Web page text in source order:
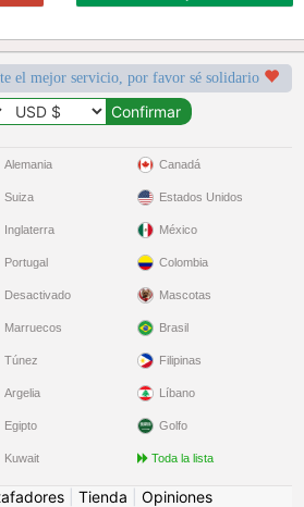
el mejor servicio, por favor sé solidario
Alemania
Suiza
Inglaterra
Portugal
Desactivado
Canadá
Estados Unidos
México
Colombia
Mascotas
Marruecos
Túnez
Argelia
Egipto
Kuwait
Brasil
Filipinas
Líbano
Golfo
Toda la lista
Tienda
Opiniones